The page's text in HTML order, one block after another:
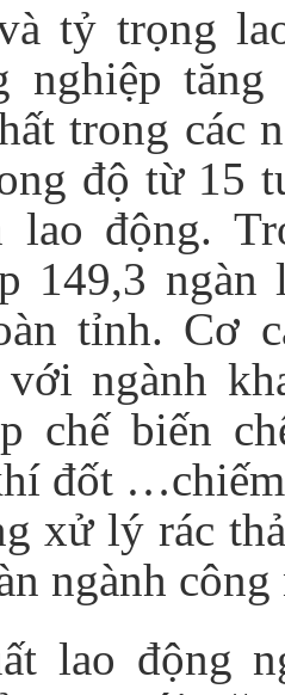
tỷ trọng
nghiệp
trong các
độ từ 15
lao động.
149,3 ngàn
tỉnh. Cơ
ngành
chế biến
đốt
xử lý rác
ngành
lao động